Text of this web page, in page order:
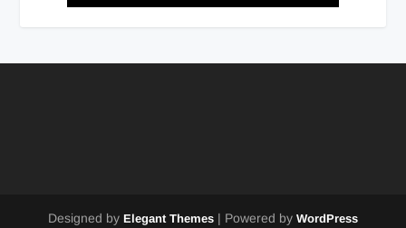
Designed by Elegant Themes | Powered by WordPress